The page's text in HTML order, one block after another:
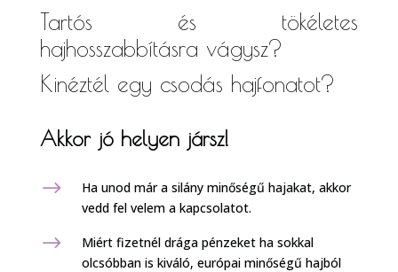
Tartós és tökéletes
hajhosszabbításra vágysz?
Kinéztél egy csodás hajfonatot?
Akkor jó helyen jársz!
$
Ha unod már a silány minőségű hajakat, akkor
vedd fel velem a kapcsolatot.
$
Miért fizetnél drága pénzeket ha sokkal
olcsóbban is kiváló, európai minőségű hajból